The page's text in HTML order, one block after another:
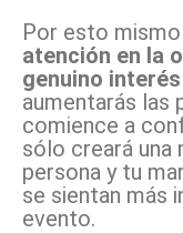
Por esto
atención en la
genuino
aumentarás las
comience a
sólo creará una
persona y tu
se sientan más
evento.